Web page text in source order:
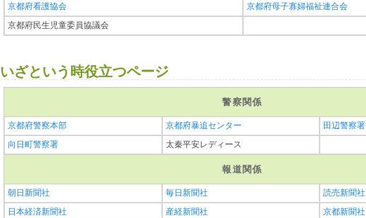
京都府看護協会
京都府母子寡婦福祉連合会
京都府民生児童委員協議会
いざという時役立つページ
警察関係
京都府警察本部 京都府暴追センター
田辺警察署
向日町警察署
太秦平安レディース
報道関係
朝日新聞社 毎日新聞社
読売新聞社
日本経済新聞社
産経新聞社
京都新聞社